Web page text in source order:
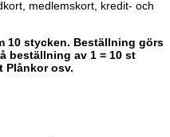
medlemskort, kredit- och
10 stycken. Beställning görs
beställning av 1 = 10 st
Plånkor osv.